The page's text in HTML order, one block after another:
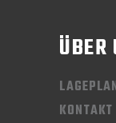
ÜBER
KONTAKT